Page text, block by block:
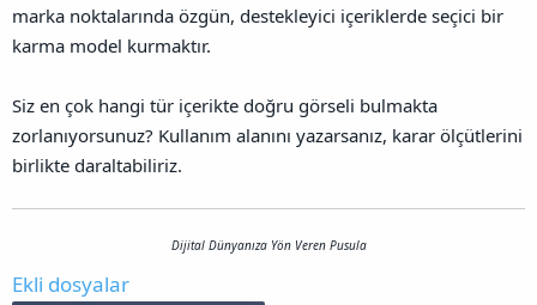
marka noktalarında özgün, destekleyici içeriklerde seçici bir
karma model kurmaktır.
Siz en çok hangi tür içerikte doğru görseli bulmakta
zorlanıyorsunuz? Kullanım alanını yazarsanız, karar ölçütlerini
birlikte daraltabiliriz.
Dijital Dünyanıza Yön Veren Pusula
Ekli dosyalar